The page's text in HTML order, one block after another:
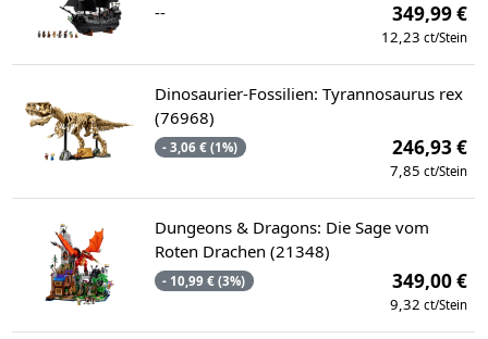
--
349,99 €
12,23 ct/Stein
Dinosaurier-Fossilien: Tyrannosaurus rex
(76968)
- 3,06 € (1%) 246,93 €
7,85 ct/Stein
Dungeons & Dragons: Die Sage vom
Roten Drachen (21348)
- 10,99 € (3%) 349,00 €
9,32 ct/Stein